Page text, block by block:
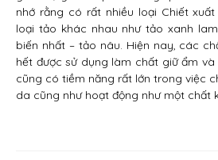
nhớ rằng có rất nhiều loại Chiết
loại tảo khác nhau như tảo xanh
biến nhất – tảo nâu. Hiện nay, các
hết được sử dụng làm chất giữ ẩm
cũng có tiềm năng rất lớn trong việc
da cũng như hoạt động như một chất